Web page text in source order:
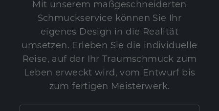
Mit unserem maßgeschneiderten
Schmuckservice können Sie Ihr
eigenes Design in die Realität
umsetzen. Erleben Sie die individuelle
Reise, auf der Ihr Traumschmuck zum
Leben erweckt wird, vom Entwurf bis
zum fertigen Meisterwerk.